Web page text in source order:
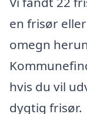
en frisør
omegn
hvis du vil
dygtig frisør.